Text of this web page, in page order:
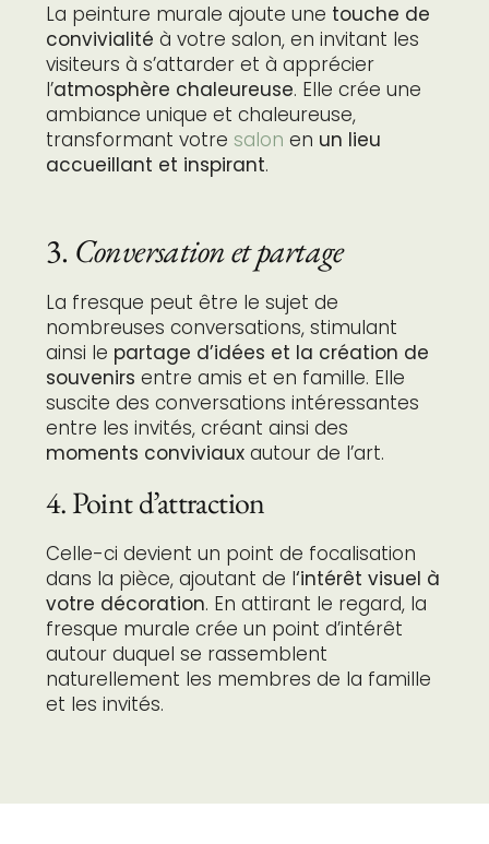
La peinture murale ajoute une touche de
convivialité à votre salon, en invitant les
visiteurs à s’attarder et à apprécier
l’atmosphère chaleureuse. Elle crée une
ambiance unique et chaleureuse,
transformant votresalon en un lieu
accueillant et inspirant.
3. Conversation et partage
La fresque peut être le sujet de
nombreuses conversations, stimulant
ainsi le partage d’idées et la création de
souvenirs entre amis et en famille. Elle
suscite des conversations intéressantes
entre les invités, créant ainsi des
moments conviviaux autour de l’art.
4. Point d’attraction
Celle-ci devient un point de focalisation
dans la pièce, ajoutant de l‘intérêt visuel à
votre décoration. En attirant le regard, la
fresque murale crée un point d’intérêt
autour duquel se rassemblent
naturellement les membres de la famille
et les invités.